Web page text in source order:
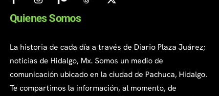
Quienes Somos
La historia de cada día a través de Diario Plaza Juárez;
noticias de Hidalgo, Mx. Somos un medio de
comunicación ubicado en la ciudad de Pachuca, Hidalgo.
Te compartimos la información, al momento, de